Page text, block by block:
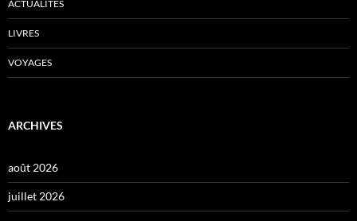
ACTUALITÉS
LIVRES
VOYAGES
ARCHIVES
août 2026
juillet 2026